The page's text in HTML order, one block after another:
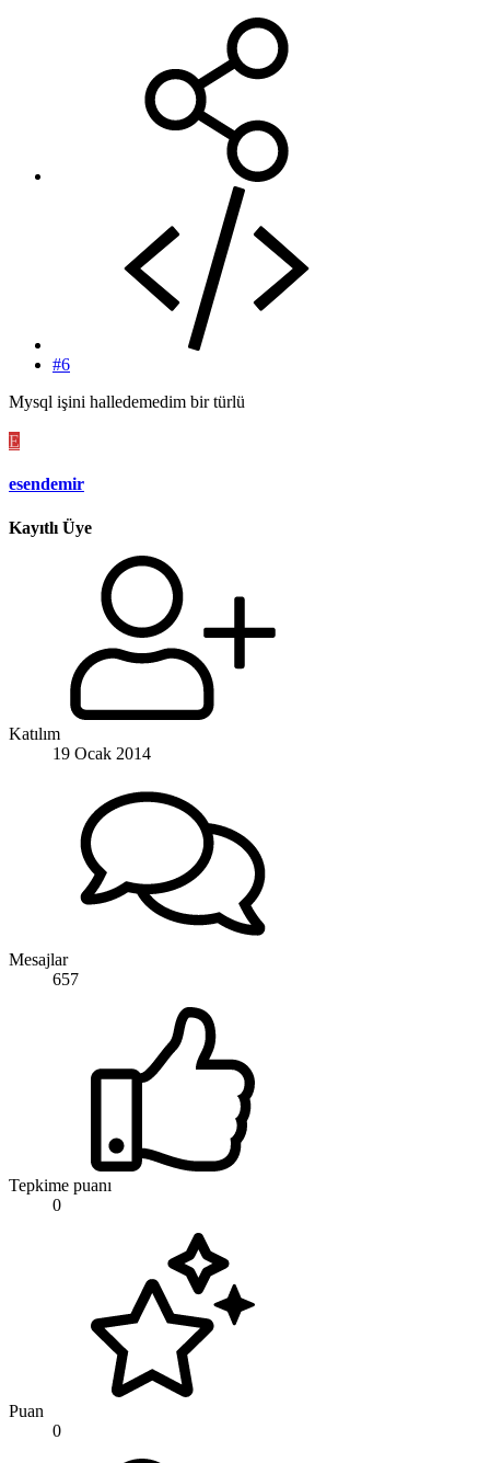
#6
Mysql işini halledemedim bir türlü
E
esendemir
Kayıtlı Üye
Katılım
19 Ocak 2014
Mesajlar
657
Tepkime puanı
0
Puan
0